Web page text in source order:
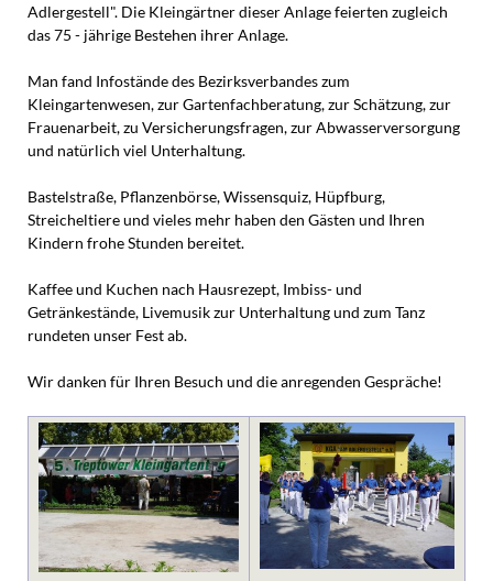
Adlergestell". Die Kleingärtner dieser Anlage feierten zugleich
das 75 - jährige Bestehen ihrer Anlage.
Man fand Infostände des Bezirksverbandes zum
Kleingartenwesen, zur Gartenfachberatung, zur Schätzung, zur
Frauenarbeit, zu Versicherungsfragen, zur Abwasserversorgung
und natürlich viel Unterhaltung.
Bastelstraße, Pflanzenbörse, Wissensquiz, Hüpfburg,
Streicheltiere und vieles mehr haben den Gästen und Ihren
Kindern frohe Stunden bereitet.
Kaffee und Kuchen nach Hausrezept, Imbiss- und
Getränkestände, Livemusik zur Unterhaltung und zum Tanz
rundeten unser Fest ab.
Wir danken für Ihren Besuch und die anregenden Gespräche!